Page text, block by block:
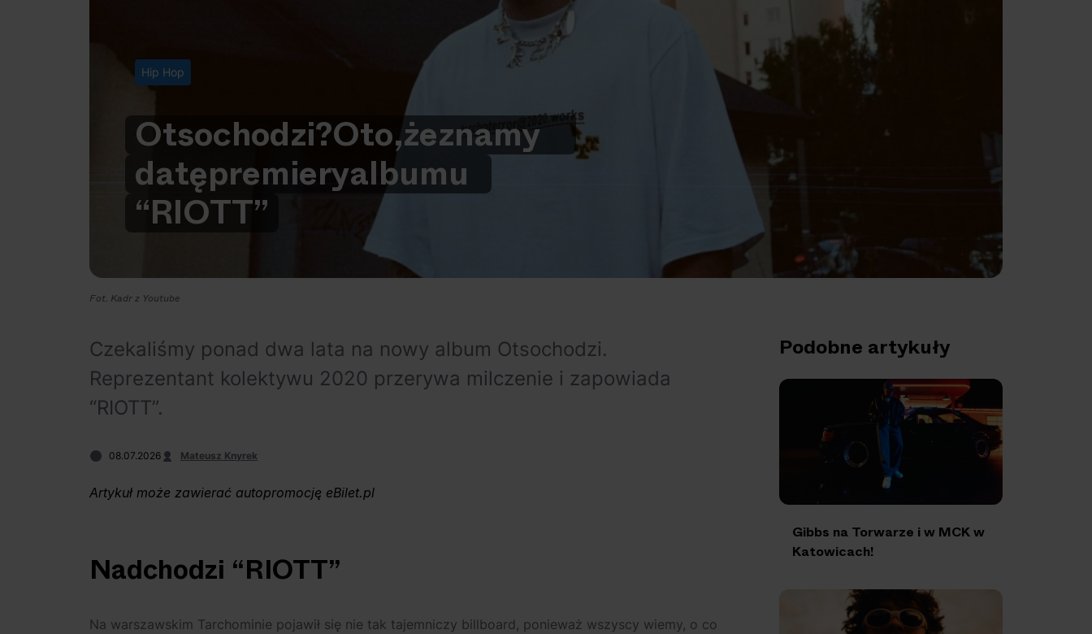
Hip Hop
Otsochodzi?Oto,żeznamy
datępremieryalbumu
“RIOTT”
Fot. Kadr z Youtube
Czekaliśmy ponad dwa lata na nowy album Otsochodzi.
Reprezentant kolektywu 2020 przerywa milczenie i zapowiada
“RIOTT”.
08.07.2026 Mateusz Knyrek
Artykuł może zawierać autopromocję eBilet.pl
Nadchodzi “RIOTT”
Na warszawskim Tarchominie pojawił się nie tak tajemniczy billboard, ponieważ wszyscy wiemy, o co
Podobne artykuły
Gibbs na Torwarze i w MCK w
Katowicach!